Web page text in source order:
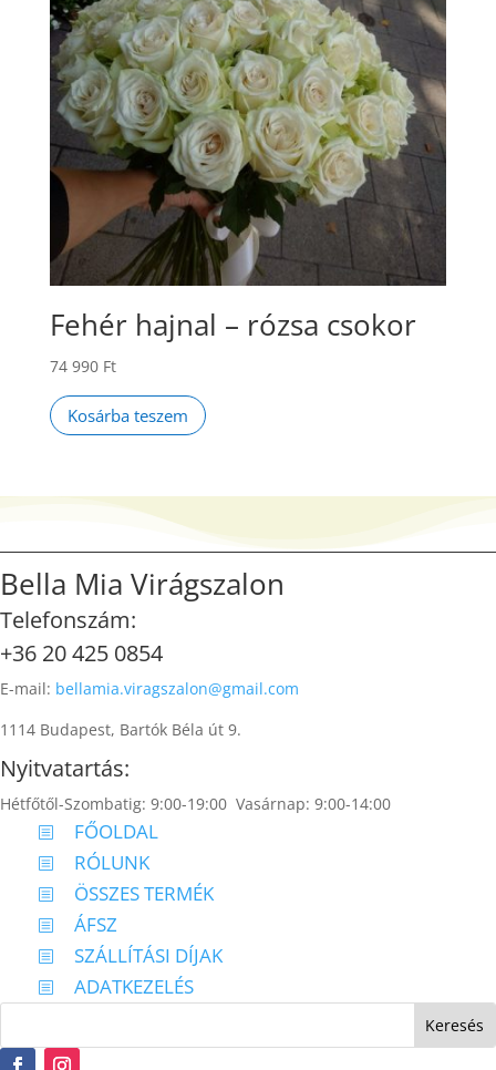
Fehér hajnal – rózsa csokor
74 990 Ft
Kosárba teszem
Bella Mia Virágszalon
Telefonszám:
+36 20 425 0854
E-mail: bellamia.viragszalon@gmail.com
1114 Budapest, Bartók Béla út 9.
Nyitvatartás:
Hétfőtől-Szombatig: 9:00-19:00 Vasárnap: 9:00-14:00
b FŐOLDAL
b RÓLUNK
b ÖSSZES TERMÉK
b ÁFSZ
b SZÁLLÍTÁSI DÍJAK
b ADATKEZELÉS